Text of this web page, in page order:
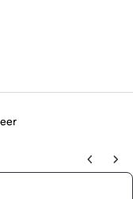
through product